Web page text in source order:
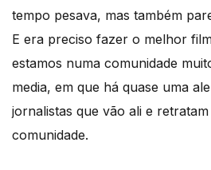
tempo pesava, mas também
E era preciso fazer o melhor
estamos numa comunidade
media, em que há quase uma
jornalistas que vão ali e
comunidade.